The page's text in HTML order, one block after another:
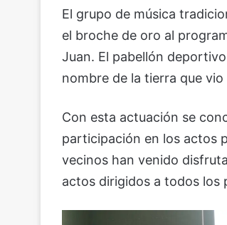
El grupo de música
el broche de oro al
Juan. El pabellón
nombre de la tierra que
Con esta actuación se
participación en los actos
vecinos han venido
actos dirigidos a todos los